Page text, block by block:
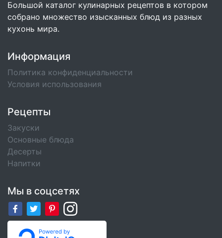
Большой каталог кулинарных рецептов в котором
собрано множество изысканных блюд из разных
кухонь мира.
Информация
Политика конфиденциальности
Условия использования
Рецепты
Закуски
Основные блюда
Десерты
Напитки
Мы в соцсетях